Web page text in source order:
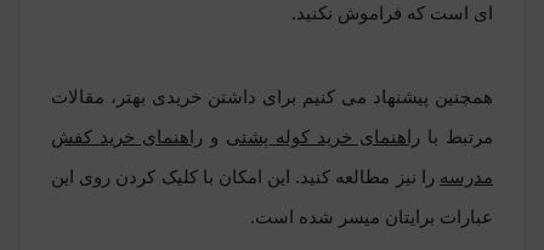
ای است که فراموش نکنید.
همچنین پیشنهاد می کنیم برای داشتن خریدی بهتر، مقالات
مرتبط با راهنمای خرید کوله پشتی و راهنمای خرید کفش
مدرسه را نیز مطالعه کنید. این امکان با کلیک کردن روی این
عبارات برایتان میسر شده است.